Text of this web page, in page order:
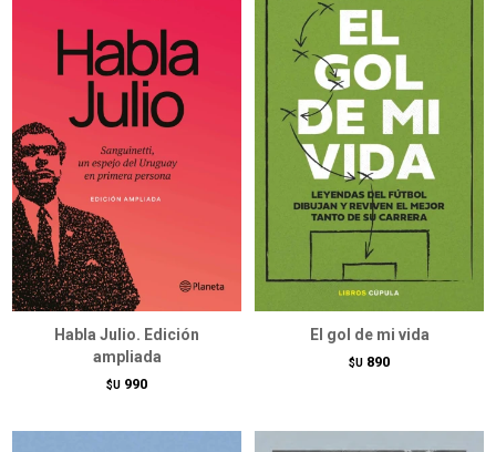
Habla Julio. Edición
ampliada
$U 990
El gol de mi vida
$U 890